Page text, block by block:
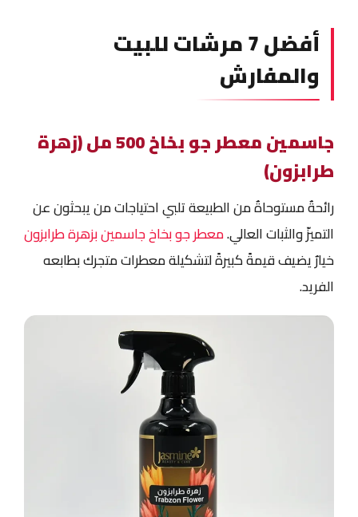
أفضل 7 مرشات للبيت
والمفارش
جاسمين معطر جو بخاخ 500 مل (زهرة
طرابزون)
رائحةٌ مستوحاةٌ من الطبيعة تلبي احتياجات من يبحثون عن
التميزّ والثبات العالي.معطر جو بخاخ جاسمين بزهرة طرابزون
خيارٌ يضيف قيمةً كبيرةً لتشكيلة معطرات متجرك بطابعه
الفريد.